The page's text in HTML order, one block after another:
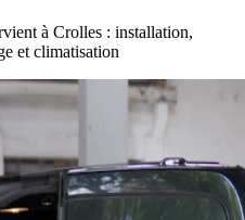
à Crolles : installation,
et climatisation